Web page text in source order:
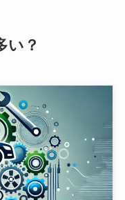
い？